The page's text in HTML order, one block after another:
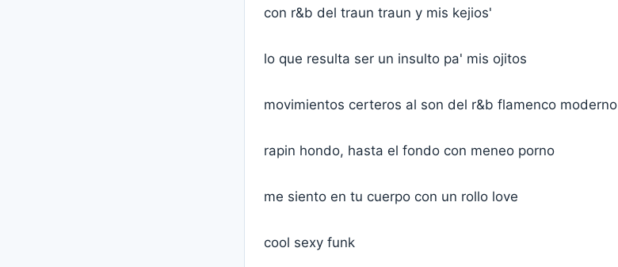
con r&b del traun traun y mis kejios'
lo que resulta ser un insulto pa' mis ojitos
movimientos certeros al son del r&b flamenco moderno
rapin hondo, hasta el fondo con meneo porno
me siento en tu cuerpo con un rollo love
cool sexy funk